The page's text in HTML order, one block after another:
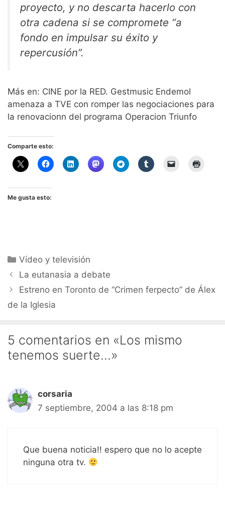
proyecto, y no descarta hacerlo con
otra cadena si se compromete “a
fondo en impulsar su éxito y
repercusión”.
Más en: CINE por la RED. Gestmusic Endemol
amenaza a TVE con romper las negociaciones para
la renovacionn del programa Operacion Triunfo
Comparte esto:
Me gusta esto:
Categorías
Vídeo y televisión
La eutanasia a debate
Estreno en Toronto de “Crimen ferpecto” de Álex
de la Iglesia
5 comentarios en «Los mismo
tenemos suerte…»
corsaria
7 septiembre, 2004 a las 8:18 pm
Que buena noticia!! espero que no lo acepte
ninguna otra tv.